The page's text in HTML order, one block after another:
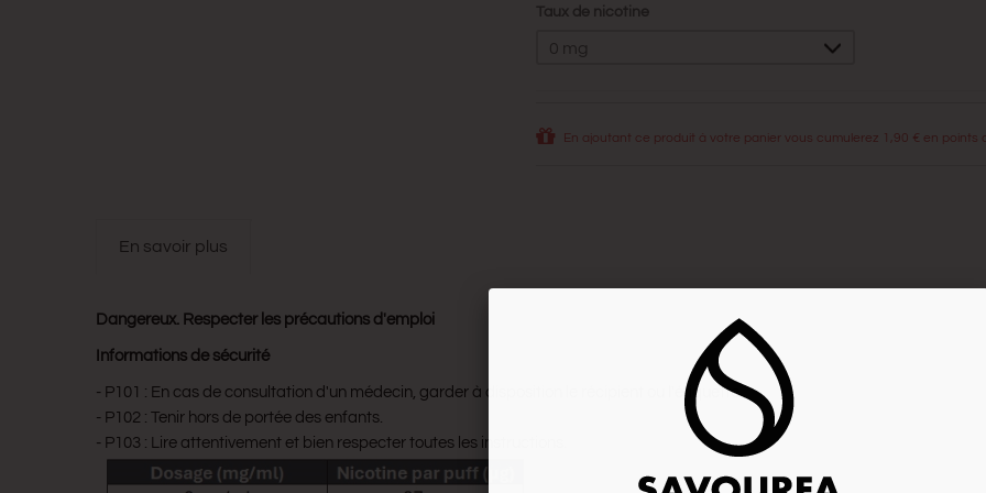
Taux de nicotine
0 mg
En ajoutant ce produit à votre panier vous cumulerez 1,90 € en points
en savoir plus
Dangereux. Respecter les précautions d'emploi
Informations de sécurité
- P101 : En cas de consultation d'un médecin, garder à disposition le récipient ou l'étiquette.
- P102 : Tenir hors de portée des enfants.
- P103 : Lire attentivement et bien respecter toutes les instructions.